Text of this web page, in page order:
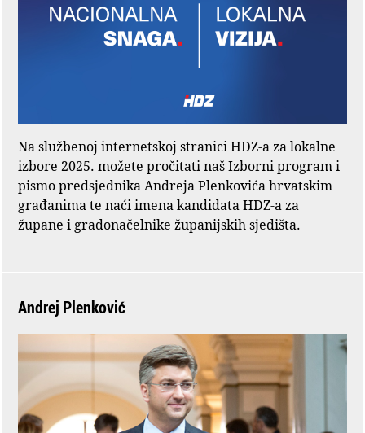
Na službenoj internetskoj stranici HDZ-a za lokalne
izbore 2025. možete pročitati naš Izborni program i
pismo predsjednika Andreja Plenkovića hrvatskim
građanima te naći imena kandidata HDZ-a za
župane i gradonačelnike županijskih sjedišta.
Andrej Plenković